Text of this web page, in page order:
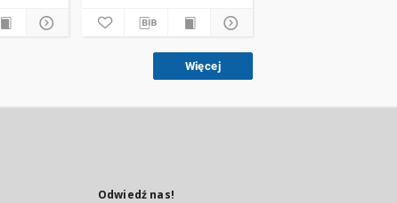
Więcej
Odwiedź nas!